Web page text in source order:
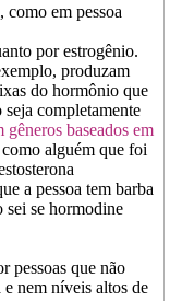
em pessoa
por estrogênio.
produzam
do hormônio que
completamente
gêneros baseados em
alguém que foi
a pessoa tem barba
sei se hormodine
pessoas que não
e nem níveis altos de